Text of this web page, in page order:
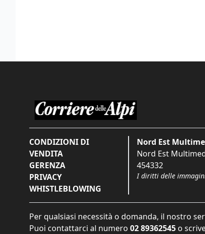
CONDIZIONI DI
VENDITA
GERENZA
PRIVACY
WHISTLEBLOWING
Nord Est
Nord Est
454332
I diritti delle
Per qualsiasi necessità o domanda, il nostro
Puoi contattarci al numero 02 89362545 o